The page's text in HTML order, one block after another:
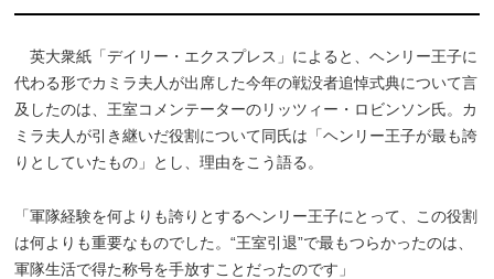
英大衆紙「デイリー・エクスプレス」によると、ヘンリー王子に
代わる形でカミラ夫人が出席した今年の戦没者追悼式典について言
及したのは、王室コメンテーターのリッツィー・ロビンソン氏。カ
ミラ夫人が引き継いだ役割について同氏は「ヘンリー王子が最も誇
りとしていたもの」とし、理由をこう語る。
「軍隊経験を何よりも誇りとするヘンリー王子にとって、この役割
は何よりも重要なものでした。“王室引退”で最もつらかったのは、
軍隊生活で得た称号を手放すことだったのです」